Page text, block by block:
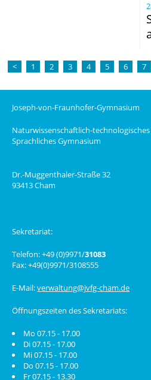
< 1 2 3 4 5 6 7
Joseph-von-Fraunhofer-Gymnasium
Naturwissenschaftlich-
Sprachliches Gymnasium
Dr.-Muggenthaler-Straße 32
93413 Cham
Sekretariat:
Telefon: +49 (0)9971/31083
Fax: +49(0)9971/3108555
E-Mail:verwaltung@jvfg-cham.de
Öffnungszeiten des Sekretariats:
Mo 07.15 - 17.00
Di 07.15 - 17.00
Mi 07.15 - 17.00
Do 07.15 - 17.00
Fr 07.15 - 13.30